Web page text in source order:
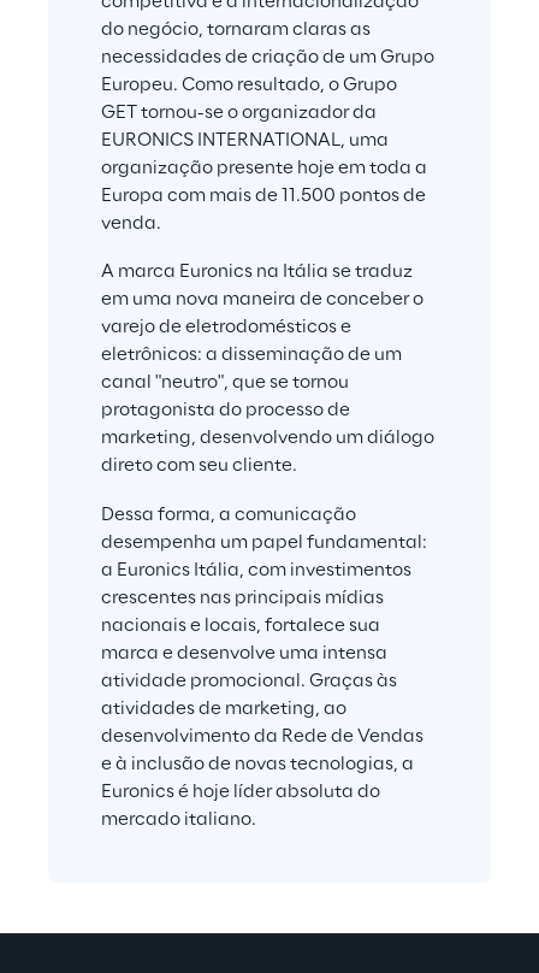
do negócio, tornaram claras as
necessidades de criação de um Grupo
Europeu. Como resultado, o Grupo
GET tornou-se o organizador da
EURONICS INTERNATIONAL, uma
organização presente hoje em toda a
Europa com mais de 11.500 pontos de
venda.
A marca Euronics na Itália se traduz
em uma nova maneira de conceber o
varejo de eletrodomésticos e
eletrônicos: a disseminação de um
canal "neutro", que se tornou
protagonista do processo de
marketing, desenvolvendo um diálogo
direto com seu cliente.
Dessa forma, a comunicação
desempenha um papel fundamental:
a Euronics Itália, com investimentos
crescentes nas principais mídias
nacionais e locais, fortalece sua
marca e desenvolve uma intensa
atividade promocional. Graças às
atividades de marketing, ao
desenvolvimento da Rede de Vendas
e à inclusão de novas tecnologias, a
Euronics é hoje líder absoluta do
mercado italiano.